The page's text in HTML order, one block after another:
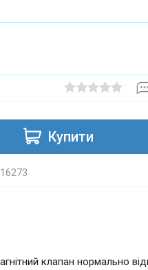
Купити
клапан нормально